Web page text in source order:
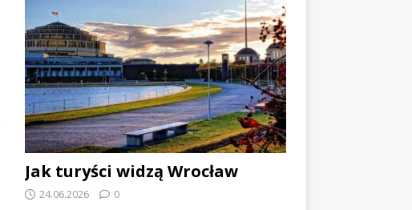
Jak turyści widzą Wrocław
24.06.2026 0